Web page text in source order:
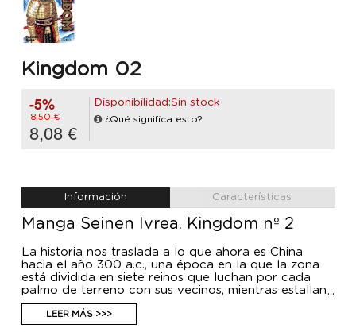
Kingdom 02
-5%
8,50 €
8,08 €
Disponibilidad:Sin stock
¿Qué significa esto?
Información Características
Manga Seinen Ivrea. Kingdom nº 2
La historia nos traslada a lo que ahora es China
hacia el año 300 a.c., una época en la que la zona
está dividida en siete reinos que luchan por cada
palmo de terreno con sus vecinos, mientras estallan
continuas guerras civiles intestinas y también con
clanes que tienen su propio modo de vida. Shin es
niño huérfano de guerra que vive en el reino de Qin
LEER MÁS >>>